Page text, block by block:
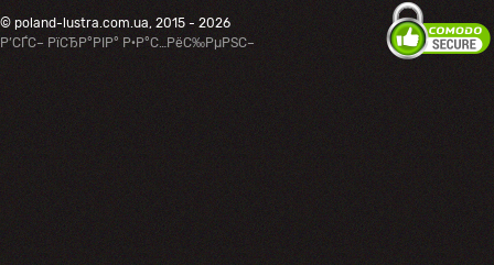
© poland-lustra.com.ua, 2015 - 2026
Р’СЃС– РїСЂР°РІР° Р·Р°С…РёС‰РµРЅС–